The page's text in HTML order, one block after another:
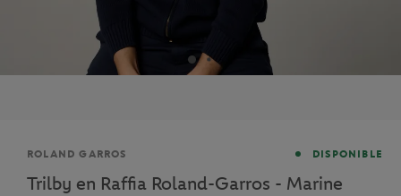
Marque
ROLAND GARROS DISPONIBLE
Trilby en Raffia Roland-Garros - Marine